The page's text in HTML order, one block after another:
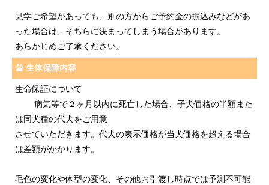
見学ご希望があっても、別の方からご予約金の振込みなどがあ
った場合は、そちらに決まってしまう場合があります。
あらかじめご了承ください。
生体保障内容
生命保証について
病気等で２ヶ月以内に死亡した場合、子犬価格の半額また
は同犬種の代犬をご用意
させていただきます。代犬の表示価格が当犬価格を超える場合
は差額がかかります。
毛色の変化や体型の変化、その他お引渡し時点では予測不可能